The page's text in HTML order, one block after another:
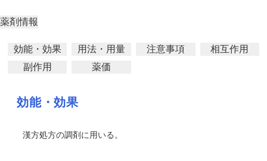
薬剤情報
効能・効果 用法・用量 注意事項
相互作用
副作用
薬価
効能・効果
漢方処方の調剤に用いる。